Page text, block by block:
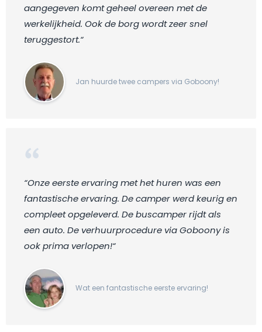
aangegeven komt geheel overeen met de
werkelijkheid. Ook de borg wordt zeer snel
teruggestort.“
Jan huurde twee campers via Goboony!
“Onze eerste ervaring met het huren was een
fantastische ervaring. De camper werd keurig en
compleet opgeleverd. De buscamper rijdt als
een auto. De verhuurprocedure via Goboony is
ook prima verlopen!“
Wat een fantastische eerste ervaring!